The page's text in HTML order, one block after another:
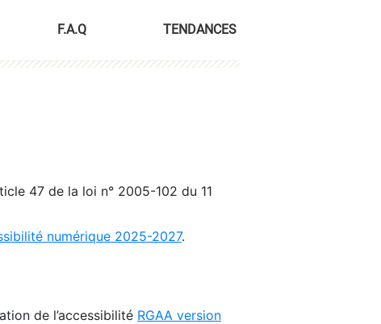
F.A.Q TENDANCES
47 de la loi n° 2005-102 du 11
numérique 2025-2027.
de l’accessibilité RGAA version